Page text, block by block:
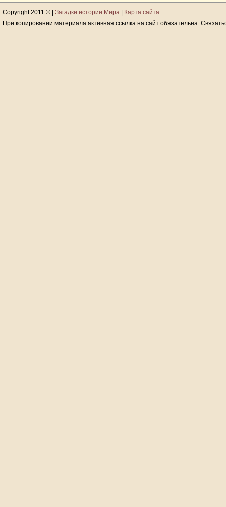
Copyright 2011 © | Загадки истории Мира
Карта сайта
При копировании материала активная ссылка на сайт обязательна.